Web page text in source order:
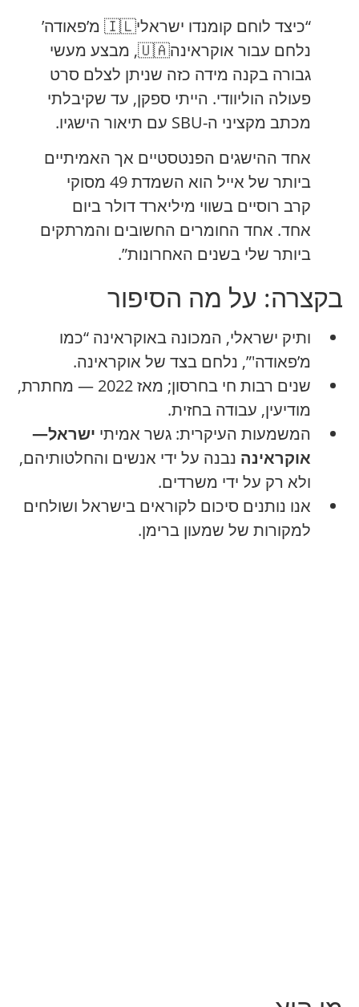
“כיצד לוחם קומנדו ישראלי🇮🇱 מ’פאודה’
נלחם עבור אוקראינה🇺🇦, מבצע מעשי
גבורה בקנה מידה כזה שניתן לצלם סרט
פעולה הוליוודי. הייתי ספקן, עד שקיבלתי
מכתב מקציני ה-SBU עם תיאור הישגיו.
אחד ההישגים הפנטסטיים אך האמיתיים
ביותר של אייל הוא השמדת 49 מסוקי
קרב רוסיים בשווי מיליארד דולר ביום
אחד. אחד החומרים החשובים והמרתקים
ביותר שלי בשנים האחרונות”.
בקצרה: על מה הסיפור
ותיק ישראלי, המכונה באוקראינה “כמו
מ’פאודה'”, נלחם בצד של אוקראינה.
שנים רבות חי בחרסון; מאז 2022 — מחתרת,
מודיעין, עבודה בחזית.
המשמעות העיקרית: גשר אמיתי ישראל—
אוקראינה נבנה על ידי אנשים והחלטותיהם,
ולא רק על ידי משרדים.
אנו נותנים סיכום לקוראים בישראל ושולחים
למקורות של שמעון ברימן.